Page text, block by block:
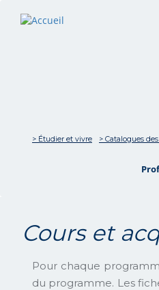
> Étudier et vivre > Catalogues
Cours et
Pour chaque
du programme. Les